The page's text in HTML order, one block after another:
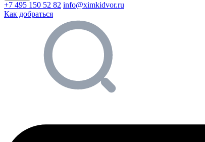
+7 495 150 52 82 info@ximkidvor.ru
Как добраться